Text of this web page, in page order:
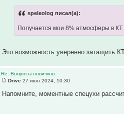
speleolog писал(а):
Получается мои 8% атмосферы в
Это возможность уверенно затащить
Re: Вопросы новичков
Drive 27 июн 2024, 10:30
Напомните, моментные спецухи